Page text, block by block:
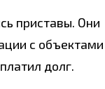
приставы. Они
с объектами
долг.